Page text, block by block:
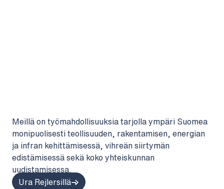
Meillä on työmahdollisuuksia tarjolla ympäri Suomea
monipuolisesti teollisuuden, rakentamisen, energian
ja infran kehittämisessä, vihreän siirtymän
edistämisessä sekä koko yhteiskunnan
uudistamisessa.
Ura Rejlersillä